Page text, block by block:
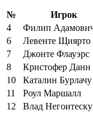
№ Игрок
4
Филип
6
Левенте Щиярто
7
Джонте Флауэрс
8
Кристофер Данн
10
Каталин Бурлачу
11
Роул Маршалл
12
Влад Негоитеску